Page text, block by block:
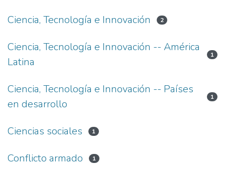
Ciencia, Tecnología e Innovación 2
Ciencia, Tecnología e Innovación -- América
Latina
1
Ciencia, Tecnología e Innovación -- Países
en desarrollo
1
Ciencias sociales 1
Conflicto armado 1